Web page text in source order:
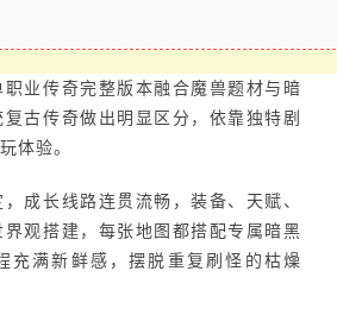
业传奇完整版本融合魔兽题材与暗
古传奇做出明显区分，依靠独特剧
体验。
成长线路连贯流畅，装备、天赋、
观搭建，每张地图都搭配专属暗黑
充满新鲜感，摆脱重复刷怪的枯燥